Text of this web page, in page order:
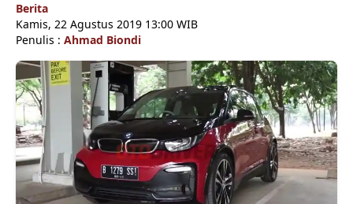
Berita
Kamis, 22 Agustus 2019 13:00 WIB
Penulis : Ahmad Biondi